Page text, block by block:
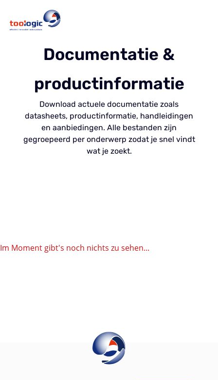
Documentatie &
productinformatie
Download actuele documentatie zoals
datasheets, productinformatie, handleidingen
en aanbiedingen. Alle bestanden zijn
gegroepeerd per onderwerp zodat je snel vindt
wat je zoekt.
Im Moment gibt's noch nichts zu sehen...